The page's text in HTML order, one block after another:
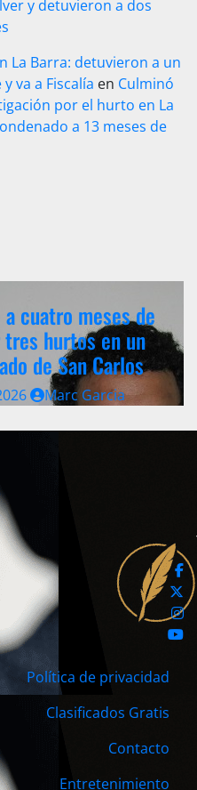
y detuvieron a dos
La Barra: detuvieron a un
va a Fiscalía en Culminó
por el hurto en La
a 13 meses de
a cuatro meses de
hurtos en un
de San Carlos
Marc Garcia
Política de privacidad
Clasificados Gratis
Contacto
Entretenimiento